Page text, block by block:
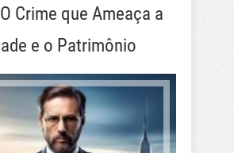
Crime que Ameaça a
e o Patrimônio